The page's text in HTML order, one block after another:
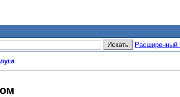
Расширенный